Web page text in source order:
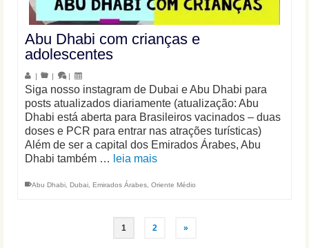
Abu Dhabi com crianças e
adolescentes
| | |
Siga nosso instagram de Dubai e Abu Dhabi para
posts atualizados diariamente (atualização: Abu
Dhabi está aberta para Brasileiros vacinados – duas
doses e PCR para entrar nas atrações turísticas)
Além de ser a capital dos Emirados Árabes, Abu
Dhabi também … leia mais
Abu Dhabi Dubai Emirados Árabes Oriente Médio
1 2 »